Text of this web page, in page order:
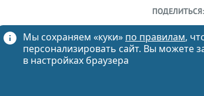
ПОДЕЛИТЬСЯ:
Мы сохраняем «куки» по правилам,
персонализировать сайт. Вы можете
в настройках браузера